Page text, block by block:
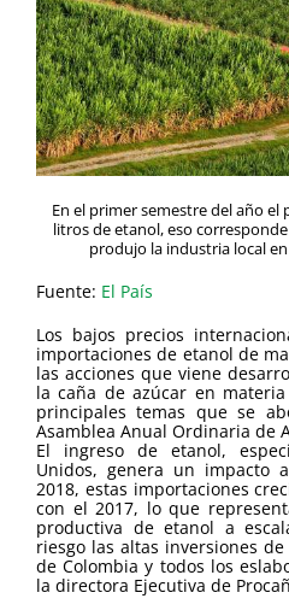
En el primer semestre del año
litros de etanol, eso
produjo la industria local
Fuente: El País
Los bajos precios
importaciones de etanol de
las acciones que viene
la caña de azúcar en
principales temas que se
Asamblea Anual Ordinaria de
El ingreso de etanol,
Unidos, genera un impacto
2018, estas importaciones
con el 2017, lo que
productiva de etanol a
riesgo las altas inversiones
de Colombia y todos los
la directora Ejecutiva de